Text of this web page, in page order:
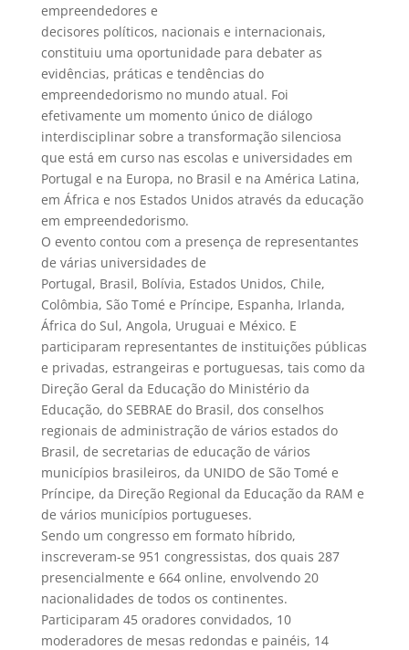
empreendedores e
decisores políticos, nacionais e internacionais,
constituiu uma oportunidade para debater as
evidências, práticas e tendências do
empreendedorismo no mundo atual. Foi
efetivamente um momento único de diálogo
interdisciplinar sobre a transformação silenciosa
que está em curso nas escolas e universidades em
Portugal e na Europa, no Brasil e na América Latina,
em África e nos Estados Unidos através da educação
em empreendedorismo.
O evento contou com a presença de representantes
de várias universidades de
Portugal, Brasil, Bolívia, Estados Unidos, Chile,
Colômbia, São Tomé e Príncipe, Espanha, Irlanda,
África do Sul, Angola, Uruguai e México. E
participaram representantes de instituições públicas
e privadas, estrangeiras e portuguesas, tais como da
Direção Geral da Educação do Ministério da
Educação, do SEBRAE do Brasil, dos conselhos
regionais de administração de vários estados do
Brasil, de secretarias de educação de vários
municípios brasileiros, da UNIDO de São Tomé e
Príncipe, da Direção Regional da Educação da RAM e
de vários municípios portugueses.
Sendo um congresso em formato híbrido,
inscreveram-se 951 congressistas, dos quais 287
presencialmente e 664 online, envolvendo 20
nacionalidades de todos os continentes.
Participaram 45 oradores convidados, 10
moderadores de mesas redondas e painéis, 14